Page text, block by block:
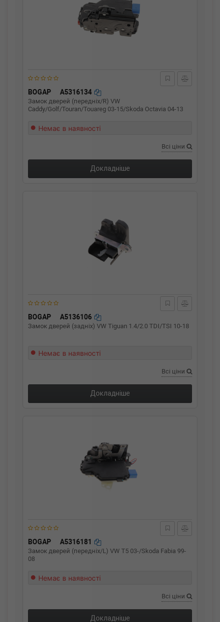
BOGAP A5316134
Замок дверей (передніх/R) VW
Caddy/Golf/Touran/Touareg 03-15/Skoda Octavia 04-13
Немає в наявності
Всі ціни
Докладніше
BOGAP A5136106
Замок дверей (задніх) VW Tiguan 1.4/2.0 TDI/TSI 10-18
Немає в наявності
Всі ціни
Докладніше
BOGAP A5316181
Замок дверей (передніх/L) VW T5 03-/Skoda Fabia 99-
08
Немає в наявності
Всі ціни
Докладніше